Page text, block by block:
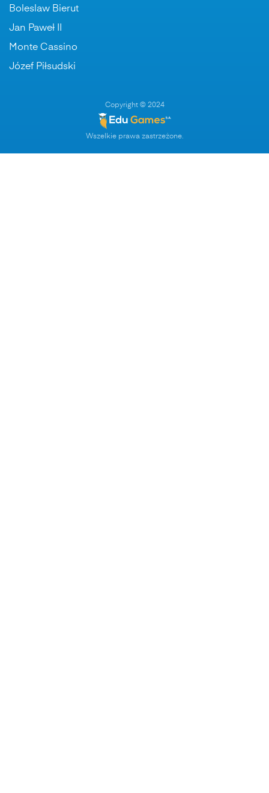
Boleslaw Bierut
Jan Paweł II
Monte Cassino
Józef Piłsudski
Copyright © 2024
Wszelkie prawa zastrzeżone.